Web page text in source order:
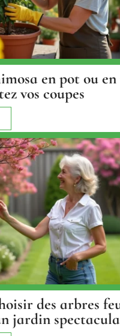
en pot ou
vos coupes
des arbres
jardin